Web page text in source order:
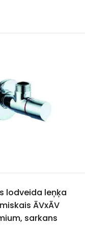
lodveida leņķa
ĀVxĀV
sarkans